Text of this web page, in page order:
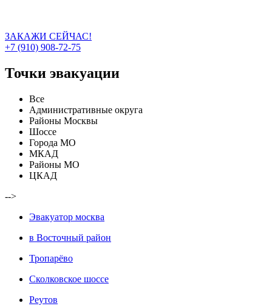
ЗАКАЖИ СЕЙЧАС!
+7 (910) 908-72-75
Точки эвакуации
Все
Административные округа
Районы Москвы
Шоссе
Города МО
МКАД
Районы МО
ЦКАД
-->
Эвакуатор москва
в Восточный район
Тропарёво
Сколковское шоссе
Реутов